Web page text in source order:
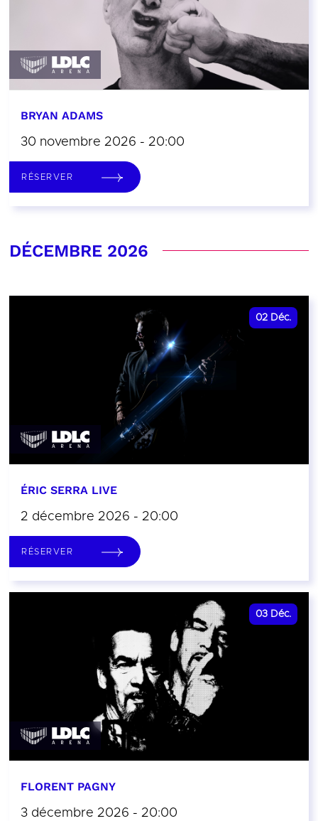
BRYAN ADAMS
30 novembre 2026 - 20:00
RÉSERVER
DÉCEMBRE 2026
02 Déc.
ÉRIC SERRA LIVE
2 décembre 2026 - 20:00
RÉSERVER
03 Déc.
FLORENT PAGNY
3 décembre 2026 - 20:00